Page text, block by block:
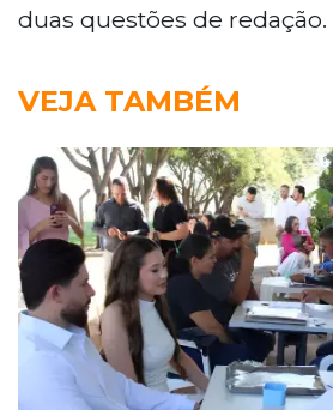
duas questões de redação.
VEJA TAMBÉM